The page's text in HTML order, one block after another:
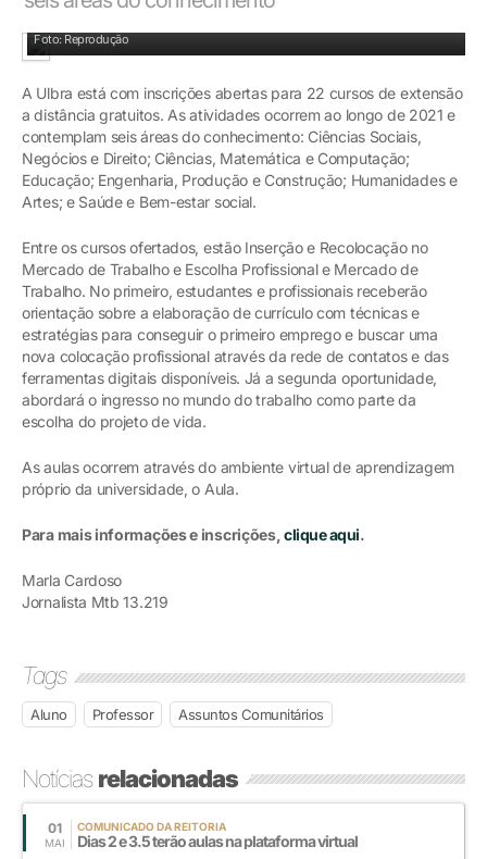
Foto: Reprodução
A Ulbra está com inscrições abertas para 22 cursos de extensão
a distância gratuitos. As atividades ocorrem ao longo de 2021 e
contemplam seis áreas do conhecimento: Ciências Sociais,
Negócios e Direito; Ciências, Matemática e Computação;
Educação; Engenharia, Produção e Construção; Humanidades e
Artes; e Saúde e Bem-estar social.
Entre os cursos ofertados, estão Inserção e Recolocação no
Mercado de Trabalho e Escolha Profissional e Mercado de
Trabalho. No primeiro, estudantes e profissionais receberão
orientação sobre a elaboração de currículo com técnicas e
estratégias para conseguir o primeiro emprego e buscar uma
nova colocação profissional através da rede de contatos e das
ferramentas digitais disponíveis. Já a segunda oportunidade,
abordará o ingresso no mundo do trabalho como parte da
escolha do projeto de vida.
As aulas ocorrem através do ambiente virtual de aprendizagem
próprio da universidade, o Aula.
Para mais informações e inscrições,clique aqui.
Marla Cardoso
Jornalista Mtb 13.219
Tags
Aluno Professor Assuntos Comunitários
Notíciasrelacionadas
01
MAI
COMUNICADO DA REITORIA
Dias 2 e 3.5 terão aulas na plataforma virtual